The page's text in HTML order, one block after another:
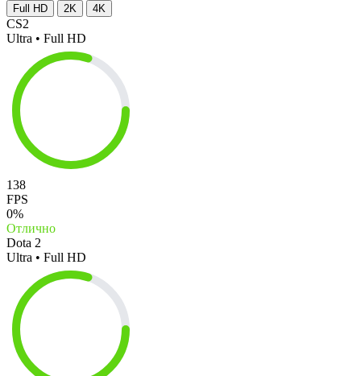
Full HD 2K 4K
CS2
Ultra • Full HD
138
FPS
0%
Отлично
Dota 2
Ultra • Full HD